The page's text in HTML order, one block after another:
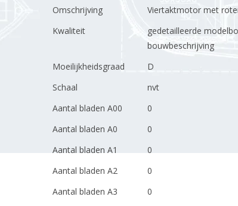
Omschrijving
Viertaktmotor met
Kwaliteit
gedetailleerde
bouwbeschrijving
Moeilijkheidsgraad
D
Schaal
nvt
Aantal bladen A00
0
Aantal bladen A0
0
Aantal bladen A1
0
Aantal bladen A2
0
Aantal bladen A3
0